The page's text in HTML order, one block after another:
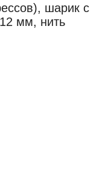
шарик с
мм, нить